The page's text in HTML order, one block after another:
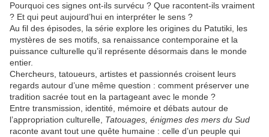
Pourquoi ces signes ont-ils survécu ? Que racontent-ils vraiment
? Et qui peut aujourd’hui en interpréter le sens ?
Au fil des épisodes, la série explore les origines du Patutiki, les
mystères de ses motifs, sa renaissance contemporaine et la
puissance culturelle qu’il représente désormais dans le monde
entier.
Chercheurs, tatoueurs, artistes et passionnés croisent leurs
regards autour d’une même question : comment préserver une
tradition sacrée tout en la partageant avec le monde ?
Entre transmission, identité, mémoire et débats autour de
l’appropriation culturelle, Tatouages, énigmes des mers du Sud
raconte avant tout une quête humaine : celle d’un peuple qui